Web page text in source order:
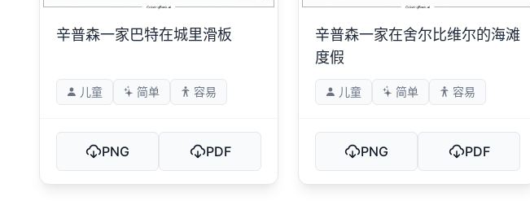
辛普森一家巴特在城里滑板
儿童 简单 容易
PNG PDF
辛普森一家在舍尔比维尔的海滩
度假
儿童 简单 容易
PNG PDF